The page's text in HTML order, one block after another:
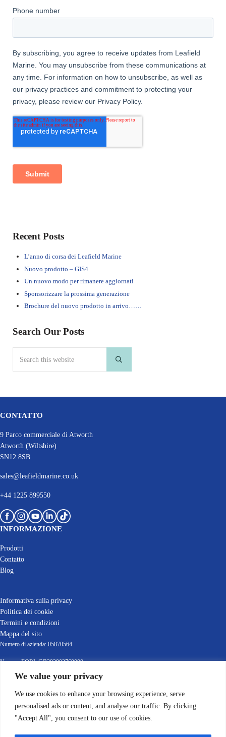
We value your privacy
We use cookies to enhance your browsing experience, serve
personalised ads or content, and analyse our traffic. By clicking
"Accept All", you consent to our use of cookies.
Sidebar
Recent Posts
L’anno di corsa dei Leafield Marine
Nuovo prodotto – GIS4
Un nuovo modo per rimanere aggiornati
Sponsorizzare la prossima generazione
Brochure del nuovo prodotto in arrivo……
Search Our Posts
Submit search
CONTATTO
9 Parco commerciale di Atworth
Atworth (Wiltshire)
SN12 8SB
sales@leafieldmarine.co.uk
+44 1225 899550
INFORMAZIONE
Prodotti
Contatto
Blog
Informativa sulla privacy
Politica dei cookie
Termini e condizioni
Mappa del sito
Numero di azienda: 05870564
Numero EORI: GB392903769000
Partita IVA: GB392903769
© 2022-2025 Leafield Marine Ltd